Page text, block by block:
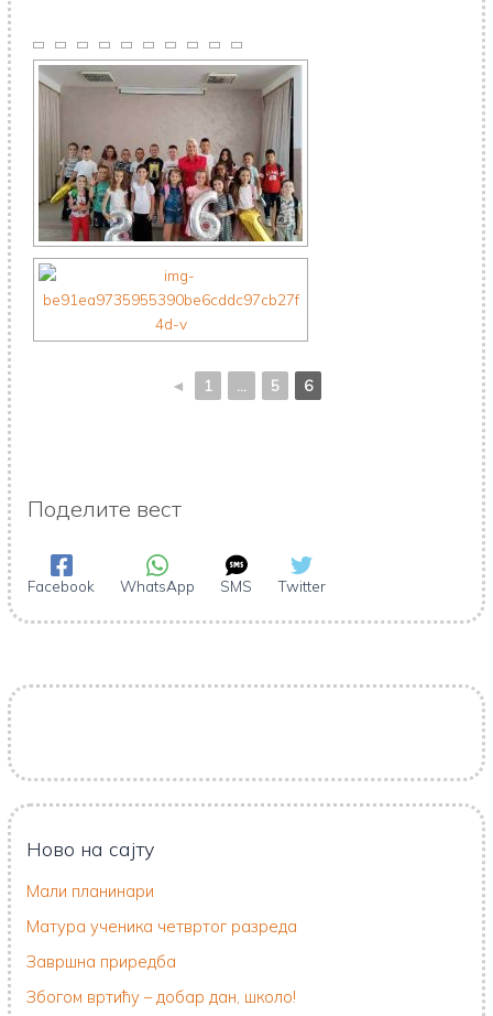
◄ 1 ... 5 6
Поделите вест
Facebook WhatsApp SMS Twitter
Ново на сајту
Мали планинари
Матура ученика четвртог разреда
Завршна приредба
Збогом вртићу – добар дан, школо!